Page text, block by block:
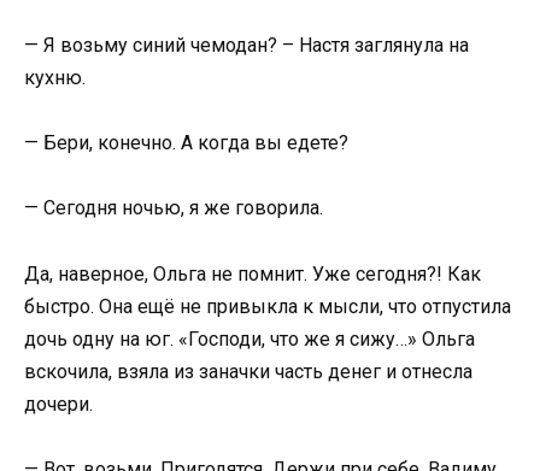
— Я возьму синий чемодан? – Настя заглянула на
кухню.
— Бери, конечно. А когда вы едете?
— Сегодня ночью, я же говорила.
Да, наверное, Ольга не помнит. Уже сегодня?! Как
быстро. Она ещё не привыкла к мысли, что отпустила
дочь одну на юг. «Господи, что же я сижу…» Ольга
вскочила, взяла из заначки часть денег и отнесла
дочери.